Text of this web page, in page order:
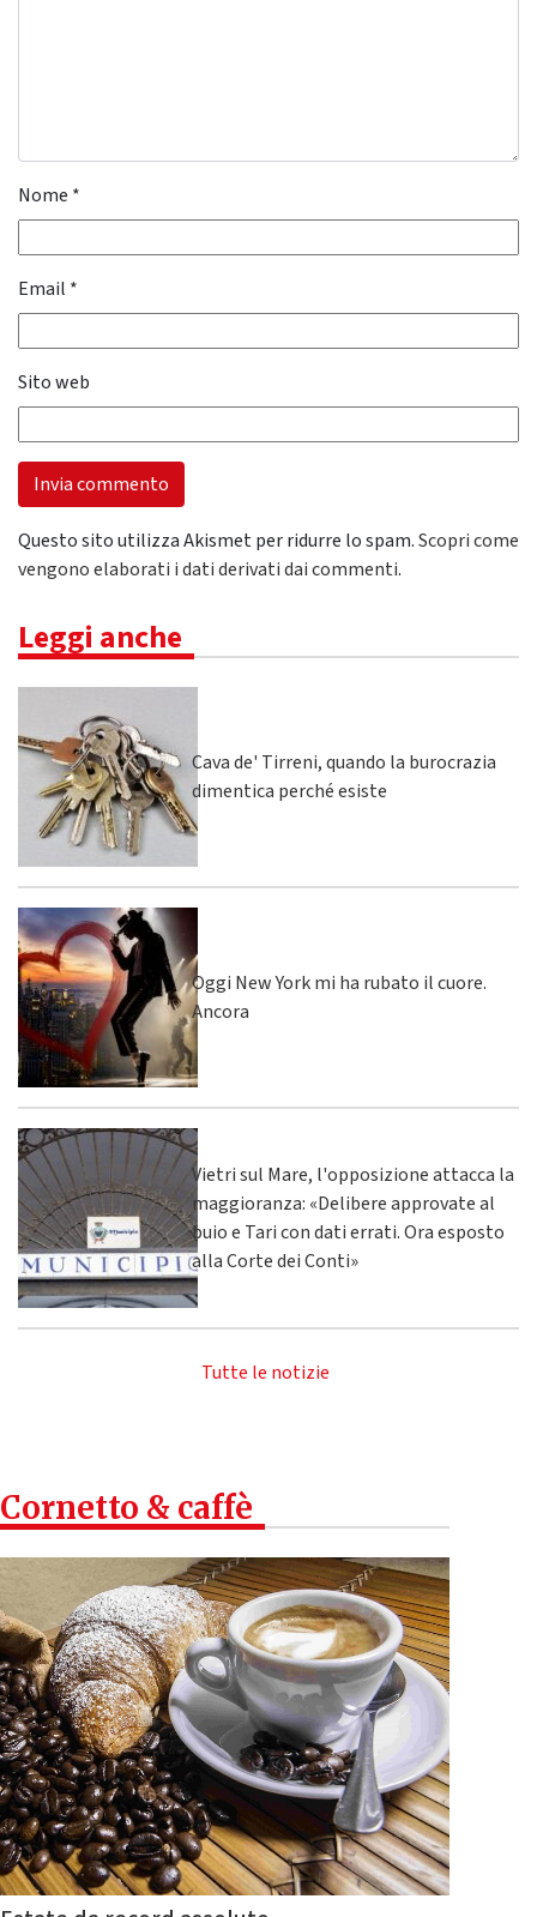
Nome *
Email *
Sito web
Questo sito utilizza Akismet per ridurre lo spam.Scopri come
vengono elaborati i dati derivati dai commenti.
Leggi anche
Cava de' Tirreni, quando la burocrazia
dimentica perché esiste
Oggi New York mi ha rubato il cuore.
Ancora
Vietri sul Mare, l'opposizione attacca la
maggioranza: «Delibere approvate al
buio e Tari con dati errati. Ora esposto
alla Corte dei Conti»
Tutte le notizie
Cornetto & caffè